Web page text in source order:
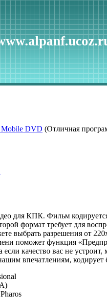
Mobile DVD (Отличная
для КПК. Фильм
формат требует для
выбрать разрешения от
поможет функция
качество вас не
впечатлениям, кодирует